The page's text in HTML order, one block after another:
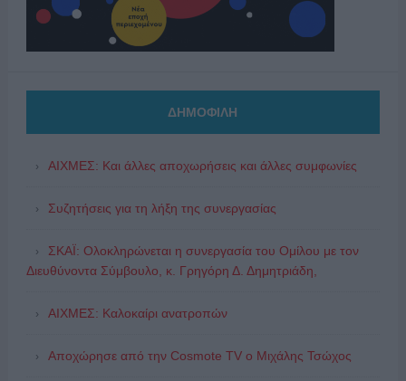
ΔΗΜΟΦΙΛΗ
ΑΙΧΜΕΣ: Και άλλες αποχωρήσεις και άλλες συμφωνίες
Συζητήσεις για τη λήξη της συνεργασίας
ΣΚΑΪ: Ολοκληρώνεται η συνεργασία του Ομίλου με τον
Διευθύνοντα Σύμβουλο, κ. Γρηγόρη Δ. Δημητριάδη,
ΑΙΧΜΕΣ: Καλοκαίρι ανατροπών
Αποχώρησε από την Cosmote TV o Μιχάλης Τσώχος